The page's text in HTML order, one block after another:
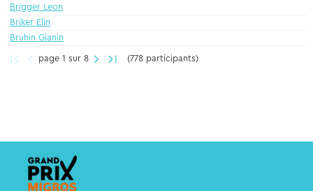
Brigger Leon
Briker Elin
Bruhin Gianin
page 1 sur 8
(778 participants)